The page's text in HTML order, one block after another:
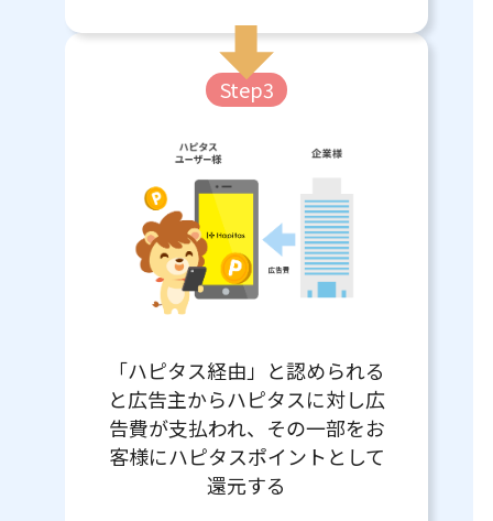
Step3
「ハピタス経由」と認められる
と広告主からハピタスに対し広
告費が支払われ、その一部をお
客様にハピタスポイントとして
還元する